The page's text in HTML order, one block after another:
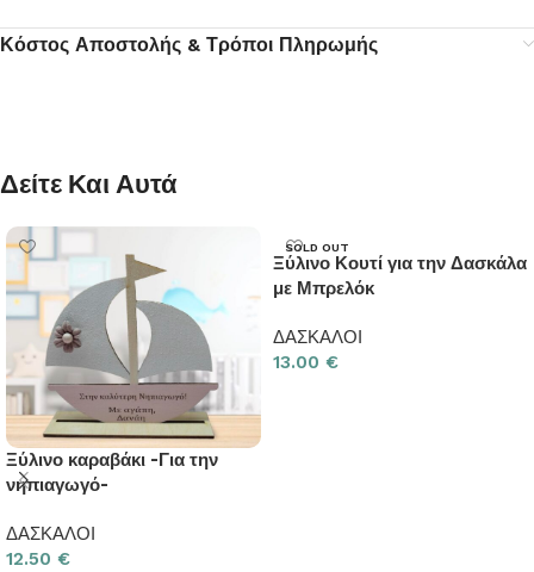
Κόστος Αποστολής & Τρόποι Πληρωμής
Δείτε Και Αυτά
Ξύλινο καραβάκι -Για την
νηπιαγωγό-
ΔΑΣΚΑΛΟΙ
12.50 €
SOLD OUT
Ξύλινο Κουτί για την Δασκάλα
με Μπρελόκ
ΔΑΣΚΑΛΟΙ
13.00 €